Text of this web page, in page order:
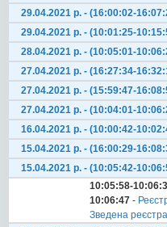
29.04.2021 р. - (16:00:02-
29.04.2021 р. - (10:01:25-
28.04.2021 р. - (10:05:01-
27.04.2021 р. - (16:27:34-
27.04.2021 р. - (15:59:47-
27.04.2021 р. - (10:04:01-
16.04.2021 р. - (10:00:42-
15.04.2021 р. - (16:00:29-
15.04.2021 р. - (10:05:42-
10:05:58-
10:06:47 -
Зведена